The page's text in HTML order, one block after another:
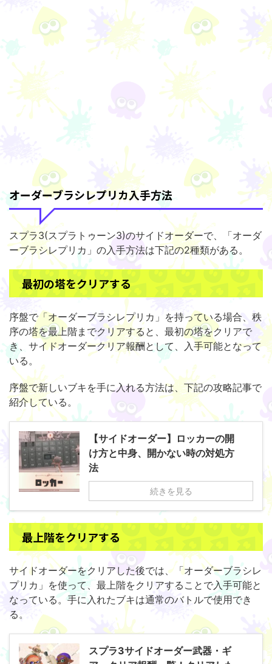
オーダーブラシレプリカ入手方法
スプラ3(スプラトゥーン3)のサイドオーダーで、「オーダ
ーブラシレプリカ」の入手方法は下記の2種類がある。
最初の塔をクリアする
序盤で「オーダーブラシレプリカ」を持っている場合、秩
序の塔を最上階までクリアすると、最初の塔をクリアで
き、サイドオーダークリア報酬として、入手可能となって
いる。
序盤で新しいブキを手に入れる方法は、下記の攻略記事で
紹介している。
【サイドオーダー】ロッカーの開
け方と中身、開かない時の対処方
法
続きを見る
最上階をクリアする
サイドオーダーをクリアした後では、「オーダーブラシレ
プリカ」を使って、最上階をクリアすることで入手可能と
なっている。手に入れたブキは通常のバトルで使用でき
る。
スプラ3サイドオーダー武器・ギ